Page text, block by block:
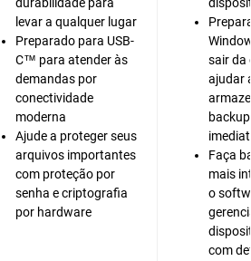
levar a qualquer lugar
Preparado para USB-
C™ para atender às
demandas por
conectividade
moderna
Ajude a proteger seus
arquivos importantes
com proteção por
senha e criptografia
por hardware
sair da
ajudar
Faça
mais
o
com